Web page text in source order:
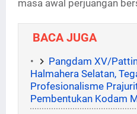
masa awal perjuangan
BACA JUGA
‎Pangdam XV/
Halmahera Selatan,
Profesionalisme
Pembentukan Kodam